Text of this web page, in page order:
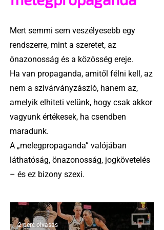
Mert semmi sem veszélyesebb egy
rendszerre, mint a szeretet, az
önazonosság és a közösség ereje.
Ha van propaganda, amitől félni kell, az
nem a szivárványzászló, hanem az,
amelyik elhiteti velünk, hogy csak akkor
vagyunk értékesek, ha csendben
maradunk.
A „melegpropaganda” valójában
láthatóság, önazonosság, jogkövetelés
– és ez bizony szexi.
2 perc olvasás